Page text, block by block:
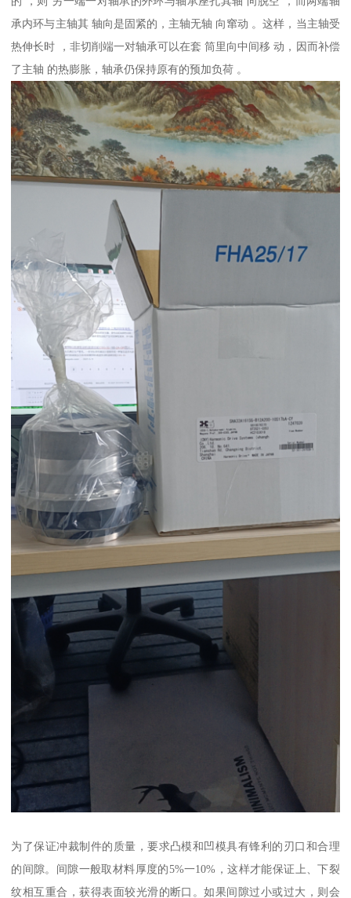
承内环与主轴其 轴向是固紧的，主轴无轴 向窜动 。这样，当主轴受
热伸长时 ，非切削端一对轴承可以在套 筒里向中间移 动，因而补偿
了主轴 的热膨胀，轴承仍保持原有的预加负荷 。
为了保证冲裁制件的质量，要求凸模和凹模具有锋利的刃口和合理
的间隙。间隙一般取材料厚度的5%一10%，这样才能保证上、下裂
纹相互重合，获得表面较光滑的断口。如果间隙过小或过大，则会